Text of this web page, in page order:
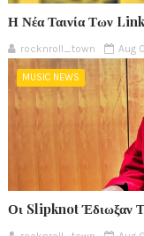
Η Νέα Ταινία Των
rocknroll_town Aug
MUSIC NEWS
Οι Slipknot Έδιωξαν